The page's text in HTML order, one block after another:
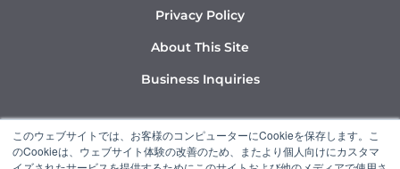
このウェブサイトでは、お客様のコンピューターにCookieを保存します。こ
のCookieは、ウェブサイト体験の改善のため、またより個人向けにカスタマ
Privacy Policy
About This Site
Business Inquiries
Y
o
I
n
L
i